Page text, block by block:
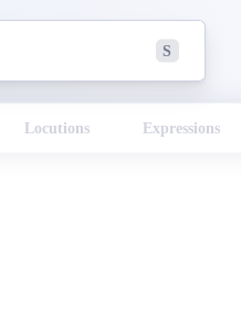
S
Locutions Expressions